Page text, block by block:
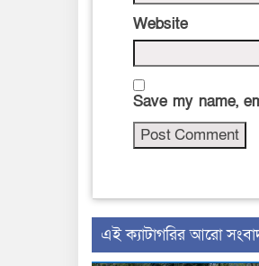
Website
Save my name,
‍এই ক্যাটাগরির ‍আরো